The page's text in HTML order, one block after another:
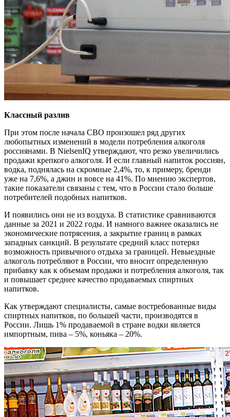
Классный разлив
При этом после начала СВО произошел ряд других
любопытных изменений в модели потребления алкоголя
россиянами. В NielsenIQ утверждают, что резко увеличились
продажи крепкого алкоголя. И если главный напиток россиян,
водка, поднялась на скромные 2,4%, то, к примеру, бренди
уже на 7,6%, а джин и вовсе на 41%. По мнению экспертов,
такие показатели связаны с тем, что в России стало больше
потребителей подобных напитков.
И появились они не из воздуха. В статистике сравниваются
данные за 2021 и 2022 годы. И намного важнее оказались не
экономические потрясения, а закрытие границ в рамках
западных санкций. В результате средний класс потерял
возможность привычного отдыха за границей. Невыездные
алкоголь потребляют в России, что вносит определенную
прибавку как к объемам продажи и потребления алкоголя, так
и повышает среднее качество продаваемых спиртных
напитков.
Как утверждают специалисты, самые востребованные виды
спиртных напитков, по большей части, производятся в
России. Лишь 1% продаваемой в стране водки является
импортным, пива – 5%, коньяка – 20%.